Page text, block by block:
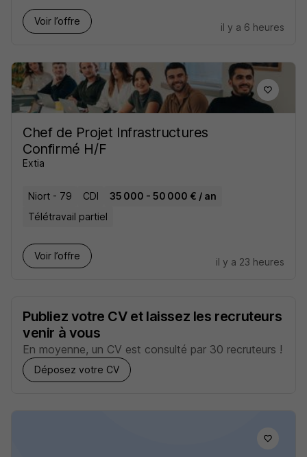
Voir l’offre
il y a 6 heures
Chef de Projet Infrastructures
Confirmé H/F
Extia
Niort - 79 CDI
35 000 - 50 000 € / an
Télétravail partiel
Voir l’offre
il y a 23 heures
Publiez votre CV et laissez les recruteurs
venir à vous
En moyenne, un CV est consulté par 30 recruteurs !
Déposez votre CV